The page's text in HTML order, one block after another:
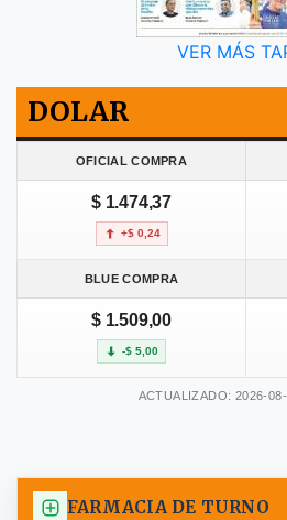
VER MÁS
DOLAR
OFICIAL COMPRA
$ 1.474,37
+$ 0,24
BLUE COMPRA
$ 1.509,00
-$ 5,00
ACTUALIZADO: 2026-
FARMACIA DE TURNO